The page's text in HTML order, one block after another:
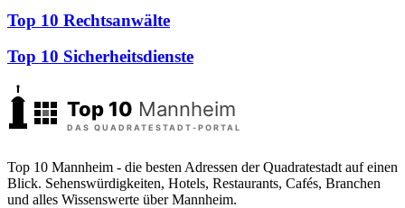
Top 10 Rechtsanwälte
Top 10 Sicherheitsdienste
Top 10 Mannheim - die besten Adressen der Quadratestadt auf einen
Blick. Sehenswürdigkeiten, Hotels, Restaurants, Cafés, Branchen
und alles Wissenswerte über Mannheim.